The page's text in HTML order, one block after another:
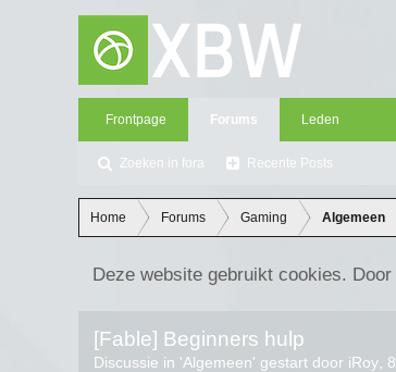
Frontpage Forums
Zoeken in fora Recente Posts
Leden
Home Forums Gaming Algemeen
Deze website gebruikt cookies.
[Fable] Beginners hulp
Discussie in 'Algemeen' gestart door iRoy